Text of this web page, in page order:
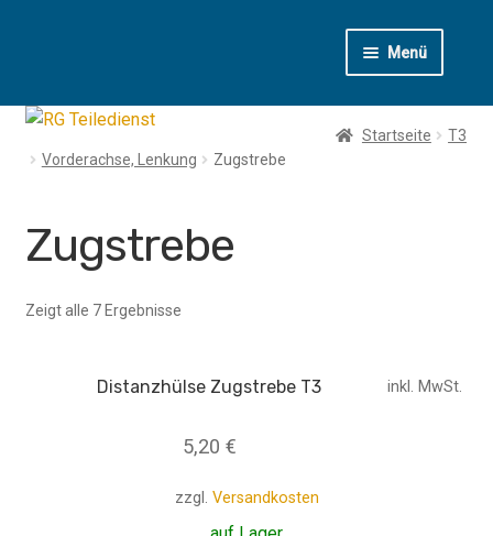
Menü
T1
T2
Startseite
T3
Vorderachse, Lenkung
Zugstrebe
Zugstrebe
Zeigt alle 7 Ergebnisse
Distanzhülse Zugstrebe T3
5,20 €
inkl. MwSt.
zzgl. Versandkosten